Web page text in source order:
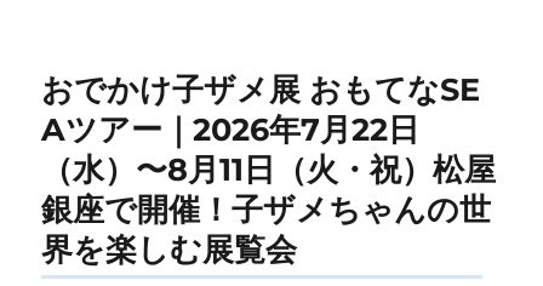
おでかけ子ザメ展 おもてなSE
Aツアー｜2026年7月22日
（水）〜8月11日（火・祝）松屋
銀座で開催！子ザメちゃんの世
界を楽しむ展覧会